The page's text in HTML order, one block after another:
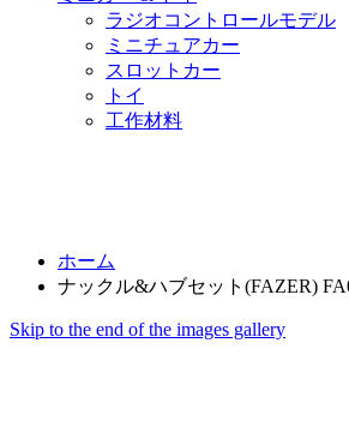
ラジオコントロールモデル
ミニチュアカー
スロットカー
トイ
工作材料
ホーム
ナックル&ハブセット(FAZER)
Skip to the end of the images gallery